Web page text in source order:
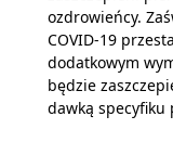
ozdrowieńcy.
COVID-19
dodatkowym
będzie
dawką specyfiku